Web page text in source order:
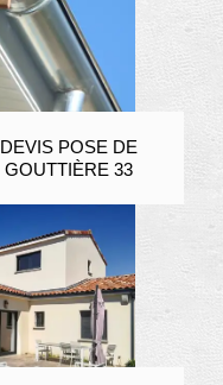
DEVIS POSE DE
GOUTTIÈRE 33